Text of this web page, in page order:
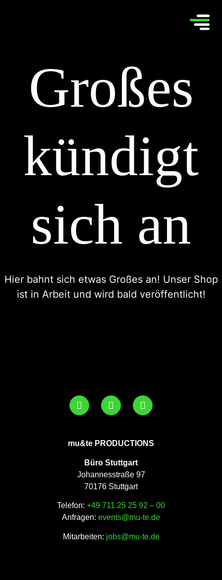
Großes
kündigt
sich an
Hier bahnt sich etwas Großes an! Unser Shop
ist in Arbeit und wird bald veröffentlicht!
mu&te PRODUCTIONS
Büro Stuttgart
Johannesstraße 97
70176 Stuttgart
Telefon: +49 711 25 25 92 – 00
Anfragen: events@mu-te.de
Mitarbeiten: jobs@mu-te.de